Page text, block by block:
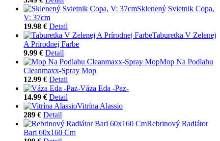
Sklenený Svietnik Copa,
V: 37cm
19.98 € Detail
Taburetka V Zelenej
A Prírodnej Farbe
9.99 € Detail
Mop Na Podlahu
Cleanmaxx-Spray Mop
12.99 € Detail
Váza Eda -Paz-
14.99 € Detail
Vitrína Alassio
289 € Detail
Rebrinový Radiátor
Bari 60x160 Cm